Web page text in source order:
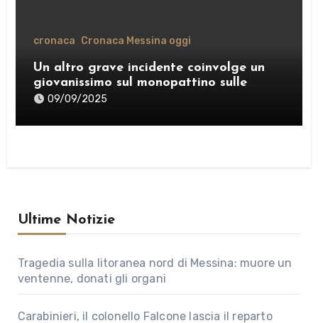
cronaca Cronaca Messina oggi
Un altro grave incidente coinvolge un
giovanissimo sul monopattino sulle
strade di Messina
09/09/2025
Ultime Notizie
Tragedia sulla litoranea nord di Messina: muore un
ventenne, donati gli organi
Carabinieri, il colonello Falcone lascia il reparto